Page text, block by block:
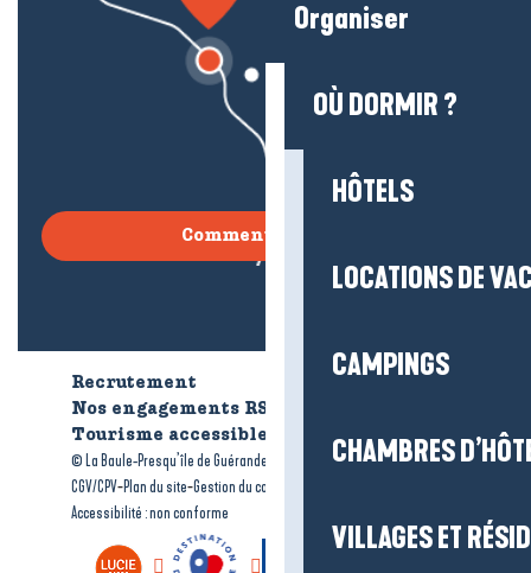
Organiser
OÙ DORMIR ?
HÔTELS
LOCATIONS DE
CAMPINGS
CHAMBRES
VILLAGES ET
Comment venir ?
Recrutement
Nos engagements RSE
Tourisme accessible
Brochures
© La Baule-Presqu’île de Guérande tourisme Mentions légales-
CGV/CPV-Plan du site-Gestion du consentement
Accessibilité : non conforme